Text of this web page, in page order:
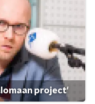
project'